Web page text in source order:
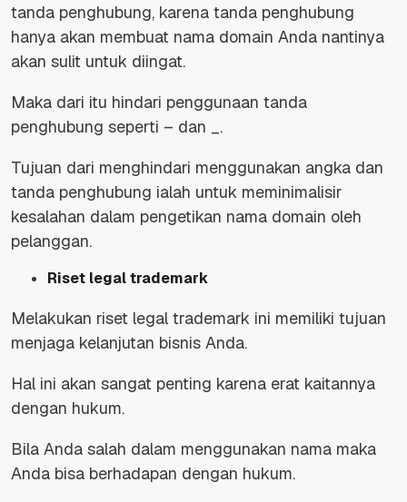
tanda penghubung, karena tanda penghubung
hanya akan membuat nama domain Anda nantinya
akan sulit untuk diingat.
Maka dari itu hindari penggunaan tanda
penghubung seperti – dan _.
Tujuan dari menghindari menggunakan angka dan
tanda penghubung ialah untuk meminimalisir
kesalahan dalam pengetikan nama domain oleh
pelanggan.
Riset legal trademark
Melakukan riset legal trademark ini memiliki tujuan
menjaga kelanjutan bisnis Anda.
Hal ini akan sangat penting karena erat kaitannya
dengan hukum.
Bila Anda salah dalam menggunakan nama maka
Anda bisa berhadapan dengan hukum.